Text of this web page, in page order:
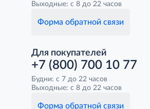
Выходные: с 8 до 22 часов
Форма обратной связи
Для покупателей
+7 (800) 700 10 77
Будни: с 7 до 22 часов
Выходные: с 8 до 22 часов
Форма обратной связи